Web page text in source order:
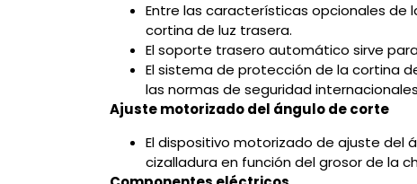
Entre las características opcionales de
cortina de luz trasera.
El soporte trasero automático sirve
El sistema de protección de la cortina
las normas de seguridad
Ajuste motorizado del ángulo de corte
El dispositivo motorizado de ajuste del
cizalladura en función del grosor de la